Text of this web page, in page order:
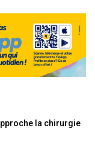
la chirurgie